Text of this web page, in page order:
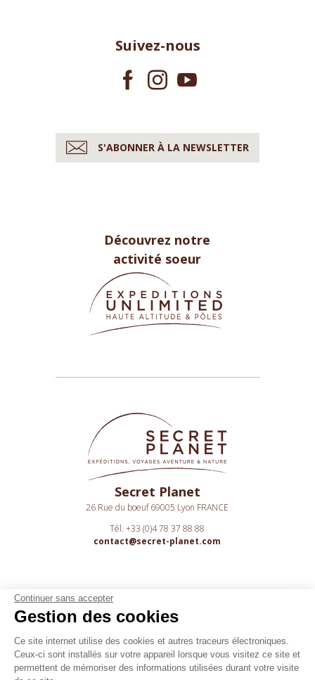
Suivez-nous
S'ABONNER À LA NEWSLETTER
Découvrez notre
activité soeur
Secret Planet
26 Rue du boeuf 69005 Lyon FRANCE
Tél. +33 (0)4 78 37 88 88
contact@secret-planet.com
Youtube
Podcast
Continuer sans accepter
Gestion des cookies
Ce site internet utilise des cookies et autres traceurs électroniques.
Ceux-ci sont installés sur votre appareil lorsque vous visitez ce site et
permettent de mémoriser des informations utilisées durant votre visite